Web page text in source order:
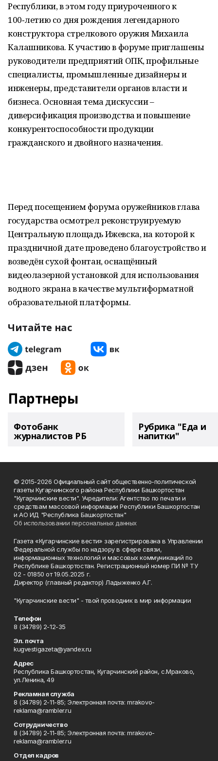
Республики, в этом году приуроченного к
100‑летию со дня рождения легендарного
конструктора стрелкового оружия Михаила
Калашникова. К участию в форуме приглашены
руководители предприятий ОПК, профильные
специалисты, промышленные дизайнеры и
инженеры, представители органов власти и
бизнеса. Основная тема дискуссии –
диверсификация производства и повышение
конкурентоспособности продукции
гражданского и двойного назначения.
Перед посещением форума оружейников глава
государства осмотрел реконструируемую
Центральную площадь Ижевска, на которой к
праздничной дате проведено благоустройство и
возведён сухой фонтан, оснащённый
видеолазерной установкой для использования
водного экрана в качестве мультиформатной
образовательной платформы.
Читайте нас
Партнеры
Фотобанк
журналистов РБ
Рубрика "Еда и
напитки"
© 2015-2026 Официальный сайт общественно-политической
газеты Кугарчинского района Республики Башкортостан
"Кугарчинские вести". Учредители: Агентство по печати и
средствам массовой информации Республики Башкортостан
и АО ИД "Республика Башкортостан"
Об использовании персональных данных
Газета «Кугарчинские вести» зарегистрирована в Управлении
Федеральной службы по надзору в сфере связи,
информационных технологий и массовых коммуникаций по
Республике Башкортостан. Регистрационный номер ПИ № ТУ
02 - 01850 от 19.05.2025 г.
Директор (главный редактор) Ладыженко А.Г.
"Кугарчинские вести" - твой проводник в мир информации
Телефон
8 (34789) 2-12-35
Эл. почта
kugvestigazeta@yandex.ru
Адрес
Республика Башкортостан, Кугарчинский район, с.Мраково,
ул.Ленина, 49
Рекламная служба
8 (34789) 2-11-85; Электронная почта: mrakovo-
reklama@rambler.ru
Сотрудничество
8 (34789) 2-11-85; Электронная почта: mrakovo-
reklama@rambler.ru
Отдел кадров